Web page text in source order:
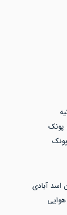
پونک
اسد آبادی